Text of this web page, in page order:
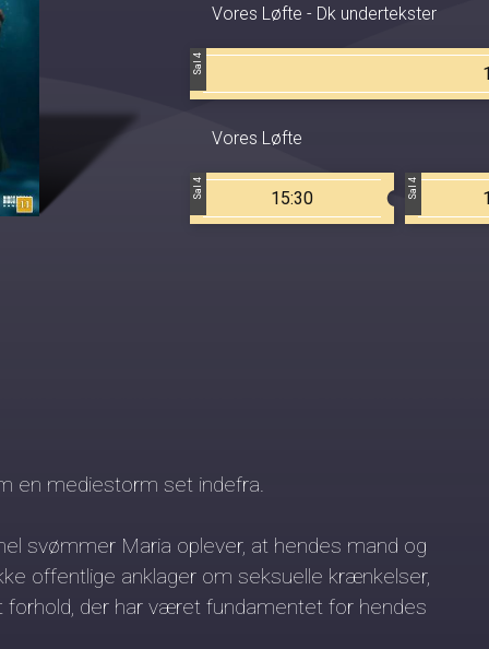
Vores Løfte - Dk undertekster
Sal 4
Vores Løfte
Sal 4 15:30 Sal 4
en mediestorm set indefra.
svømmer Maria oplever, at hendes mand og
offentlige anklager om seksuelle krænkelser,
der har været fundamentet for hendes